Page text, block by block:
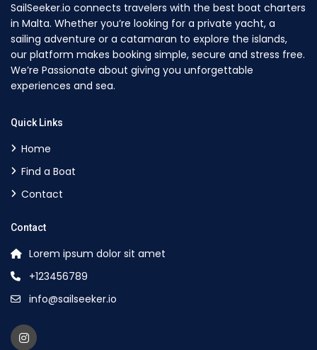
SailSeeker.io connects travelers with the best boat charters
in Malta. Whether you’re looking for a private yacht, a
sailing adventure or a catamaran to explore the islands,
our platform makes booking simple, secure and stress free.
We’re Passionate about giving you unforgettable
experiences and sea.
Quick Links
Home
Find a Boat
Contact
Contact
Lorem ipsum dolor sit amet
+123456789
info@sailseeker.io